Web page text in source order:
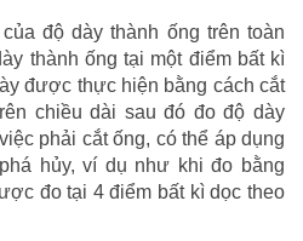
độ dày thành ống trên toàn
thành ống tại một điểm bất kì
được thực hiện bằng cách cắt
chiều dài sau đó đo độ dày
phải cắt ống, có thể áp dụng
hủy, ví dụ như khi đo bằng
đo tại 4 điểm bất kì dọc theo